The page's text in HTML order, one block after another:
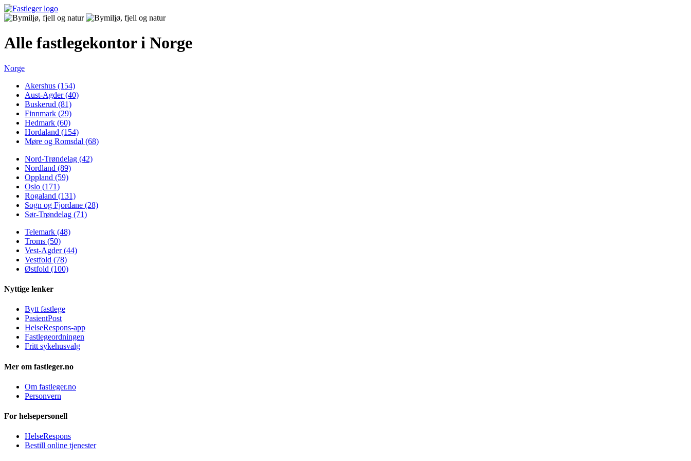
Alle fastlegekontor i Norge
Norge
Akershus (154)
Aust-Agder (40)
Buskerud (81)
Finnmark (29)
Hedmark (60)
Hordaland (154)
Møre og Romsdal (68)
Nord-Trøndelag (42)
Nordland (89)
Oppland (59)
Oslo (171)
Rogaland (131)
Sogn og Fjordane (28)
Sør-Trøndelag (71)
Telemark (48)
Troms (50)
Vest-Agder (44)
Vestfold (78)
Østfold (100)
Nyttige lenker
Bytt fastlege
PasientPost
HelseRespons-app
Fastlegeordningen
Fritt sykehusvalg
Mer om fastleger.no
Om fastleger.no
Personvern
For helsepersonell
HelseRespons
Bestill online tjenester